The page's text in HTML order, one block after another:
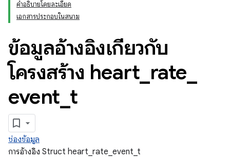
คำอธิบายโดยละเอียด
เอกสารประกอบในสนาม
ข้อมูลอ้างอิงเกี่ยวกับ
โครงสร้าง heart rate
event t
ช่องข้อมูล
การอ้างอิง Struct heart_rate_event_t